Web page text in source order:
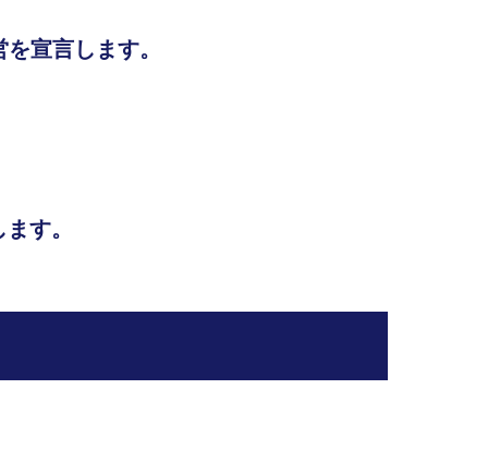
宣言します。
す。